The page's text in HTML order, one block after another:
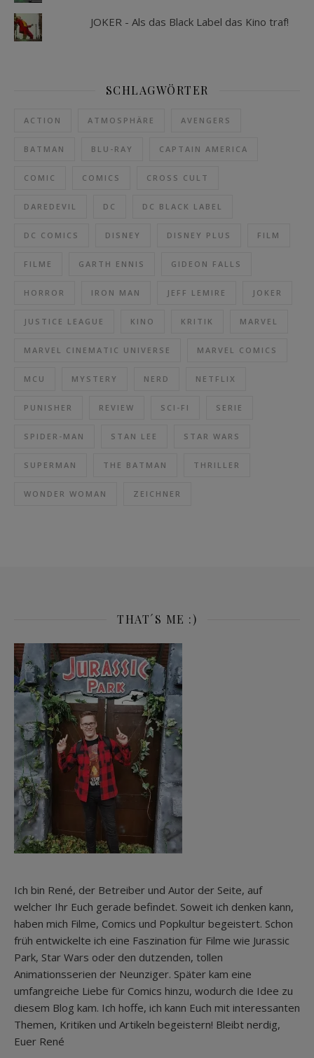
JOKER - Als das Black Label das Kino traf!
SCHLAGWÖRTER
ACTION ATMOSPHÄRE AVENGERS
BATMAN BLU-RAY CAPTAIN AMERICA
COMIC COMICS CROSS CULT
DAREDEVIL DC DC BLACK LABEL
DC COMICS DISNEY DISNEY PLUS FILM
FILME GARTH ENNIS GIDEON FALLS
HORROR IRON MAN JEFF LEMIRE JOKER
JUSTICE LEAGUE KINO KRITIK MARVEL
MARVEL CINEMATIC UNIVERSE MARVEL COMICS
MCU MYSTERY NERD NETFLIX
PUNISHER REVIEW SCI-FI SERIE
SPIDER-MAN STAN LEE STAR WARS
SUPERMAN THE BATMAN THRILLER
WONDER WOMAN ZEICHNER
THAT´S ME :)
Ich bin René, der Betreiber und Autor der Seite, auf
welcher Ihr Euch gerade befindet. Soweit ich denken kann,
haben mich Filme, Comics und Popkultur begeistert. Schon
früh entwickelte ich eine Faszination für Filme wie Jurassic
Park, Star Wars oder den dutzenden, tollen
Animationsserien der Neunziger. Später kam eine
umfangreiche Liebe für Comics hinzu, wodurch die Idee zu
diesem Blog kam. Ich hoffe, ich kann Euch mit interessanten
Themen, Kritiken und Artikeln begeistern! Bleibt nerdig,
Euer René